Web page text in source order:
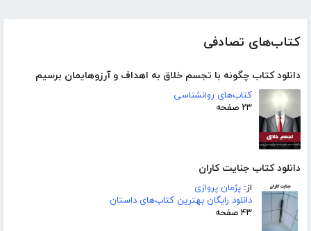
کتاب‌های تصادفی
دانلود کتاب چگونه با تجسم خلاق به اهداف و آرزوهایمان برسیم
کتاب‌های روانشناسی
۲۳ صفحه
دانلود کتاب جنایت کاران
از: پژمان پروازی
دانلود رایگان بهترین کتاب‌های داستان
۴۳ صفحه